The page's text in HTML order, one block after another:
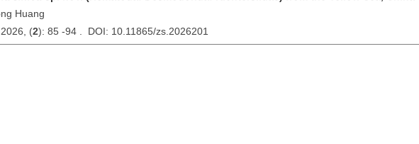
Huang
(2): 85 -94 . DOI: 10.11865/zs.2026201